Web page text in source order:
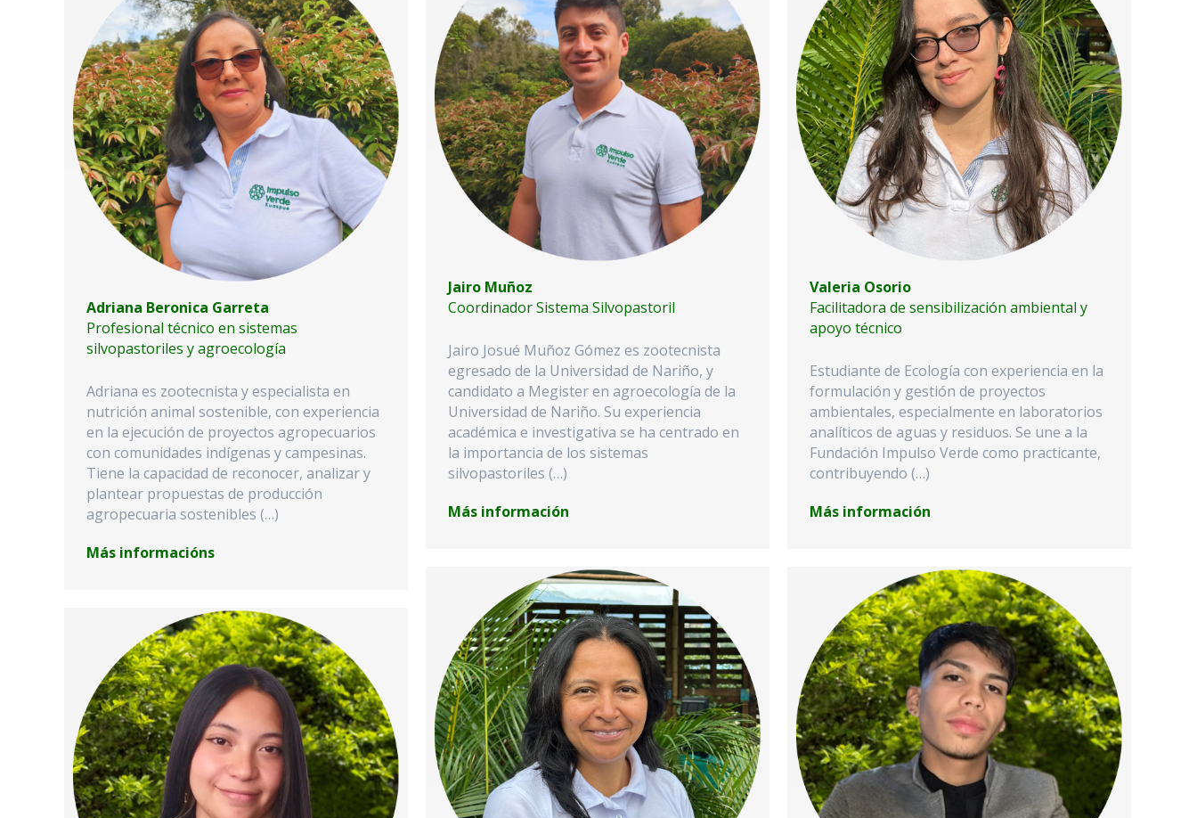
Jairo Muñoz
Coordinador Sistema Silvopastoril
Jairo Josué Muñoz Gómez es zootecnista
egresado de la Universidad de Nariño, y
candidato a Megister en agroecología de la
Universidad de Nariño. Su experiencia
académica e investigativa se ha centrado en
la importancia de los sistemas
silvopastoriles (…)
Más información
Valeria Osorio
Facilitadora de sensibilización ambiental y
apoyo técnico
Estudiante de Ecología con experiencia en la
formulación y gestión de proyectos
ambientales, especialmente en laboratorios
analíticos de aguas y residuos. Se une a la
Fundación Impulso Verde como practicante,
contribuyendo (…)
Más información
Adriana Beronica Garreta
Profesional técnico en sistemas
silvopastoriles y agroecología
Adriana es zootecnista y especialista en
nutrición animal sostenible, con experiencia
en la ejecución de proyectos agropecuarios
con comunidades indígenas y campesinas.
Tiene la capacidad de reconocer, analizar y
plantear propuestas de producción
agropecuaria sostenibles (…)
Más informacións